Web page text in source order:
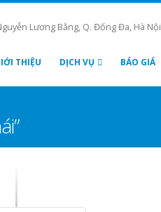
Lương Bằng, Q. Đống Đa, Hà Nội
THIỆU DỊCH VỤ BÁO GIÁ